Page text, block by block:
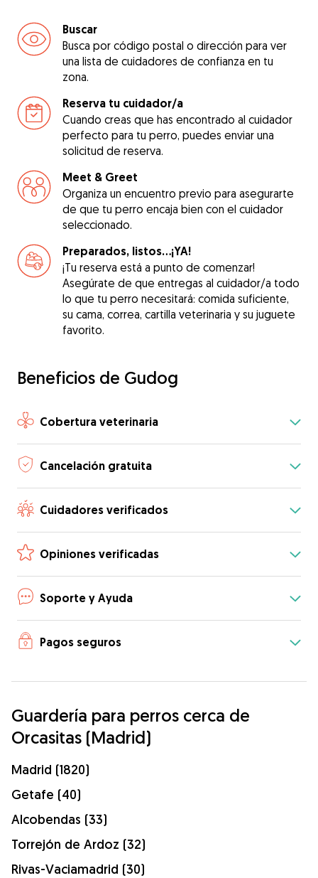
Buscar
Busca por código postal o dirección para ver
una lista de cuidadores de confianza en tu
zona.
Reserva tu cuidador/a
Cuando creas que has encontrado al cuidador
perfecto para tu perro, puedes enviar una
solicitud de reserva.
Meet & Greet
Organiza un encuentro previo para asegurarte
de que tu perro encaja bien con el cuidador
seleccionado.
Preparados, listos...¡YA!
¡Tu reserva está a punto de comenzar!
Asegúrate de que entregas al cuidador/a todo
lo que tu perro necesitará: comida suficiente,
su cama, correa, cartilla veterinaria y su juguete
favorito.
Beneficios de Gudog
Cobertura veterinaria
Cancelación gratuita
Cuidadores verificados
Opiniones verificadas
Soporte y Ayuda
Pagos seguros
Guardería para perros cerca de
Orcasitas (Madrid)
Madrid (1820)
Getafe (40)
Alcobendas (33)
Torrejón de Ardoz (32)
Rivas-Vaciamadrid (30)